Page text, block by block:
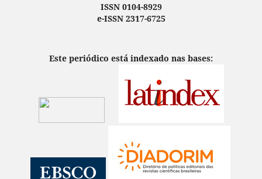
ISSN 0104-8929
e-ISSN 2317-6725
Este periódico está indexado nas bases: